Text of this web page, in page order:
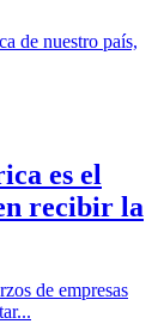
de nuestro país,
es el
recibir la
de empresas